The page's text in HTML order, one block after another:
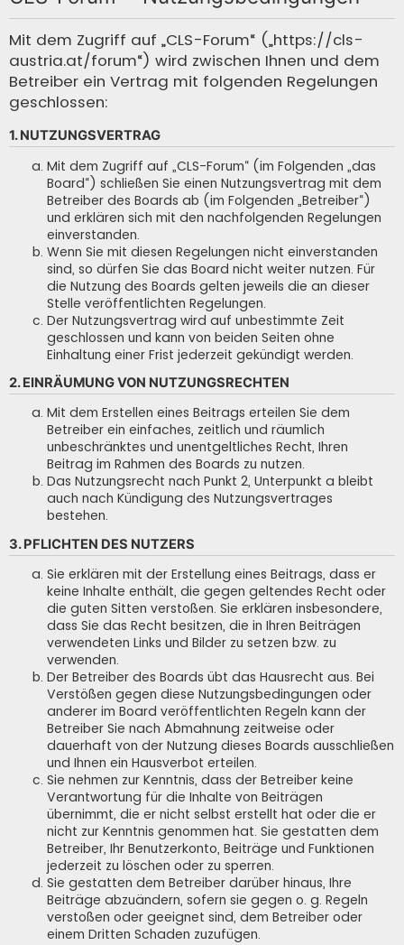
Mit dem Zugriff auf „CLS-Forum“ („https://cls-
austria.at/forum“) wird zwischen Ihnen und dem
Betreiber ein Vertrag mit folgenden Regelungen
geschlossen:
1. NUTZUNGSVERTRAG
Mit dem Zugriff auf „CLS-Forum“ (im Folgenden „das
Board“) schließen Sie einen Nutzungsvertrag mit dem
Betreiber des Boards ab (im Folgenden „Betreiber“)
und erklären sich mit den nachfolgenden Regelungen
einverstanden.
Wenn Sie mit diesen Regelungen nicht einverstanden
sind, so dürfen Sie das Board nicht weiter nutzen. Für
die Nutzung des Boards gelten jeweils die an dieser
Stelle veröffentlichten Regelungen.
Der Nutzungsvertrag wird auf unbestimmte Zeit
geschlossen und kann von beiden Seiten ohne
Einhaltung einer Frist jederzeit gekündigt werden.
2. EINRÄUMUNG VON NUTZUNGSRECHTEN
Mit dem Erstellen eines Beitrags erteilen Sie dem
Betreiber ein einfaches, zeitlich und räumlich
unbeschränktes und unentgeltliches Recht, Ihren
Beitrag im Rahmen des Boards zu nutzen.
Das Nutzungsrecht nach Punkt 2, Unterpunkt a bleibt
auch nach Kündigung des Nutzungsvertrages
bestehen.
3. PFLICHTEN DES NUTZERS
Sie erklären mit der Erstellung eines Beitrags, dass er
keine Inhalte enthält, die gegen geltendes Recht oder
die guten Sitten verstoßen. Sie erklären insbesondere,
dass Sie das Recht besitzen, die in Ihren Beiträgen
verwendeten Links und Bilder zu setzen bzw. zu
verwenden.
Der Betreiber des Boards übt das Hausrecht aus. Bei
Verstößen gegen diese Nutzungsbedingungen oder
anderer im Board veröffentlichten Regeln kann der
Betreiber Sie nach Abmahnung zeitweise oder
dauerhaft von der Nutzung dieses Boards ausschließen
und Ihnen ein Hausverbot erteilen.
Sie nehmen zur Kenntnis, dass der Betreiber keine
Verantwortung für die Inhalte von Beiträgen
übernimmt, die er nicht selbst erstellt hat oder die er
nicht zur Kenntnis genommen hat. Sie gestatten dem
Betreiber, Ihr Benutzerkonto, Beiträge und Funktionen
jederzeit zu löschen oder zu sperren.
Sie gestatten dem Betreiber darüber hinaus, Ihre
Beiträge abzuändern, sofern sie gegen o. g. Regeln
verstoßen oder geeignet sind, dem Betreiber oder
einem Dritten Schaden zuzufügen.